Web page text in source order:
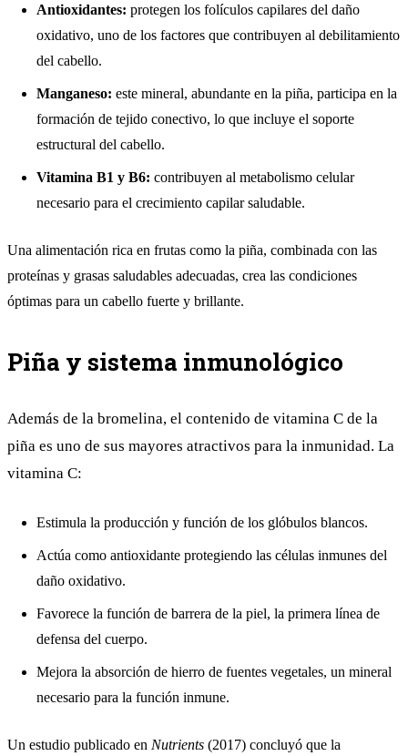
Antioxidantes: protegen los folículos capilares del daño
oxidativo, uno de los factores que contribuyen al debilitamiento
del cabello.
Manganeso: este mineral, abundante en la piña, participa en la
formación de tejido conectivo, lo que incluye el soporte
estructural del cabello.
Vitamina B1 y B6: contribuyen al metabolismo celular
necesario para el crecimiento capilar saludable.
Una alimentación rica en frutas como la piña, combinada con las
proteínas y grasas saludables adecuadas, crea las condiciones
óptimas para un cabello fuerte y brillante.
Piña y sistema inmunológico
Además de la bromelina, el contenido de vitamina C de la
piña es uno de sus mayores atractivos para la inmunidad. La
vitamina C:
Estimula la producción y función de los glóbulos blancos.
Actúa como antioxidante protegiendo las células inmunes del
daño oxidativo.
Favorece la función de barrera de la piel, la primera línea de
defensa del cuerpo.
Mejora la absorción de hierro de fuentes vegetales, un mineral
necesario para la función inmune.
Un estudio publicado en Nutrients (2017) concluyó que la